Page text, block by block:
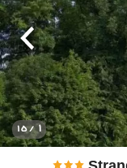
1
/ 15
بعدی